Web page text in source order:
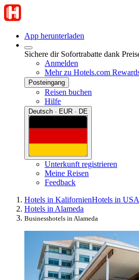
App herunterladen
Sichere dir Sofortrabatte dank
Anmelden
Mehr zu Hotels.com
Posteingang
Reisen buchen
Hilfe
Deutsch · EUR · DE
Unterkunft registrieren
Meine Reisen
Feedback
Hotels in KalifornienHotels in USA
Hotels in Alameda
Businesshotels in Alameda